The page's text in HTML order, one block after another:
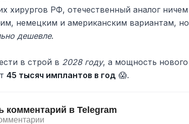
хирургов РФ, отечественный аналог ничем
немецким и американским вариантам, но
дешевле.
в строй в 2028 году, а мощность нового
45 тысяч имплантов в год 😱.